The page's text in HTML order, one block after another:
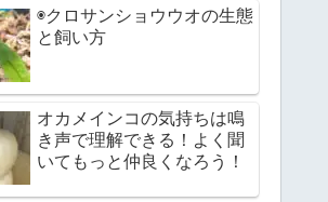
◉クロサンショウウオの生態
と飼い方
オカメインコの気持ちは鳴
き声で理解できる！よく聞
いてもっと仲良くなろう！